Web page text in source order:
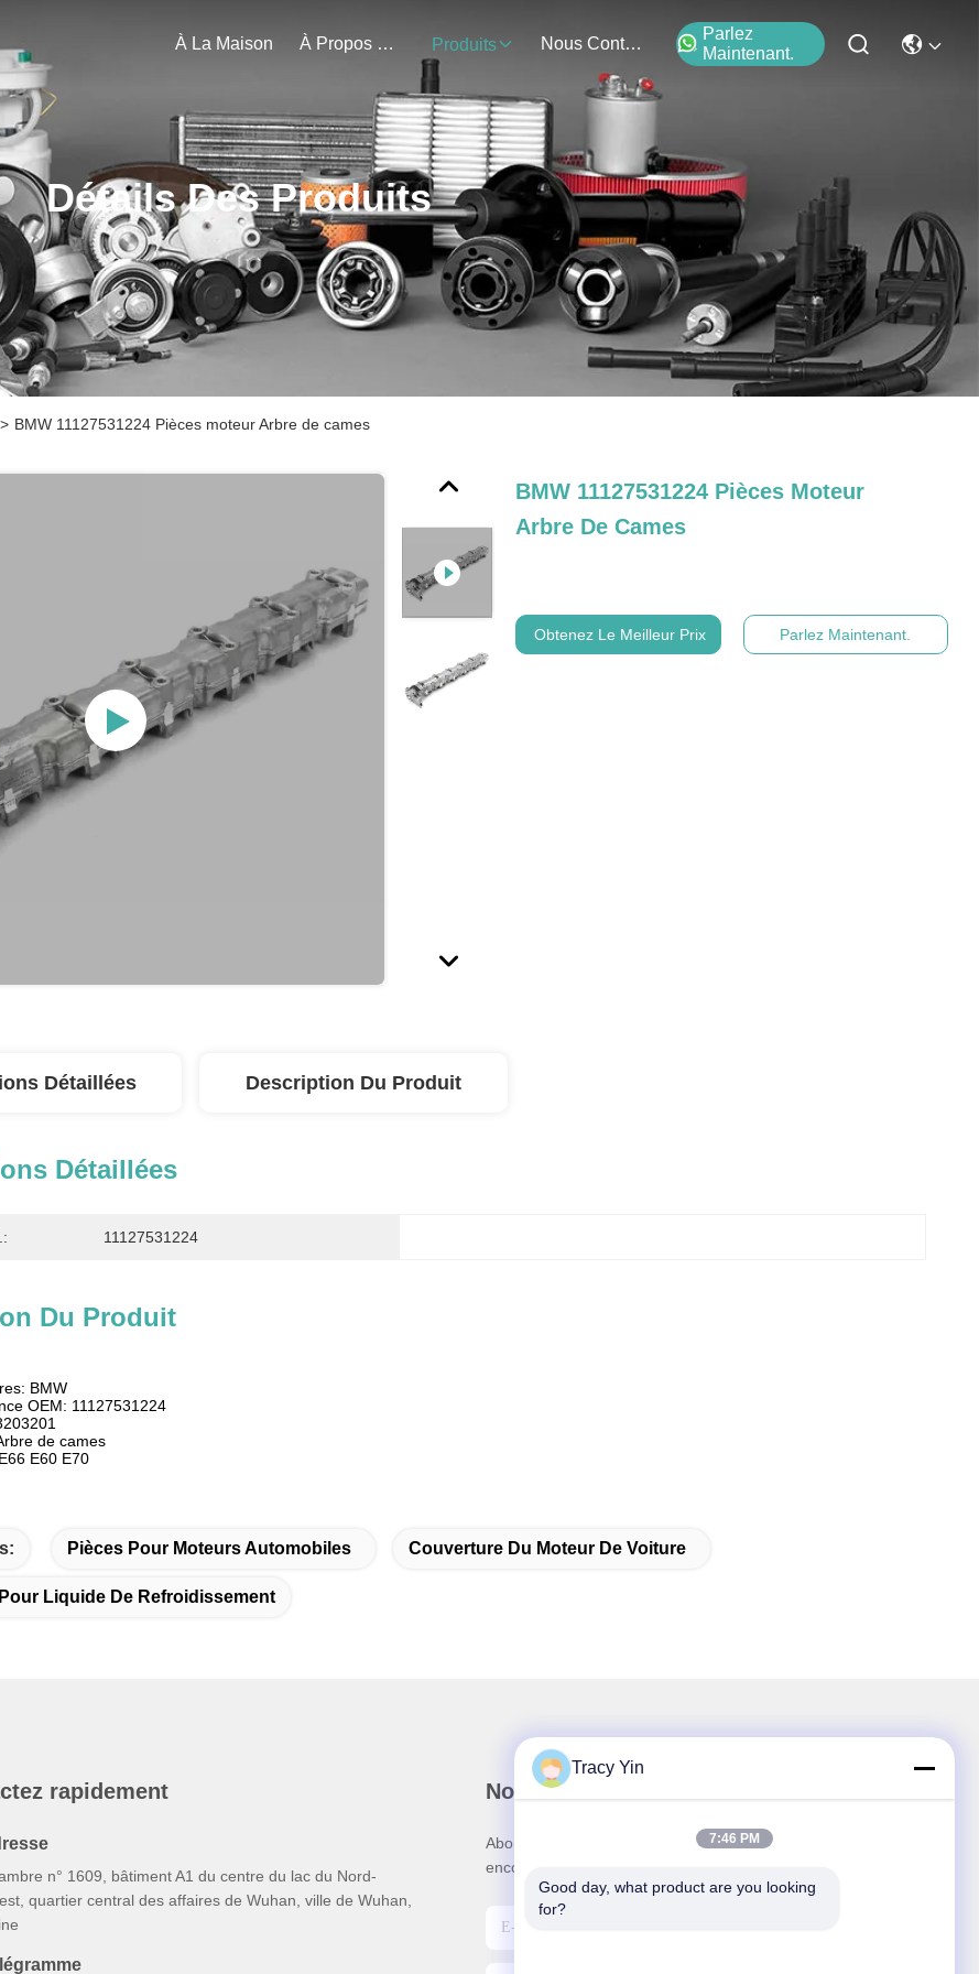
À La Maison À Propos De Nous Produits Nous Contacter
Parlez
Maintenant.
Détails Des Produits
> BMW 11127531224 Pièces moteur Arbre de cames
BMW 11127531224 Pièces Moteur
Arbre De Cames
Obtenez Le Meilleur Prix Parlez Maintenant.
Détaillées Description Du Produit
Détaillées
11127531224
Du Produit
BMW
OEM: 11127531224
de cames
E60 E70
Pièces Pour Moteurs Automobiles Couverture Du Moteur De Voiture
Liquide De Refroidissement
rapidement
n° 1609, bâtiment A1 du centre du lac du Nord-
quartier central des affaires de Wuhan, ville de Wuhan,
Notre newsletter
Abonnez-vous à notre newsletter pour des réductions et plus
encore.
Tracy Yin
7:46 PM
Good day, what product are you looking
for?